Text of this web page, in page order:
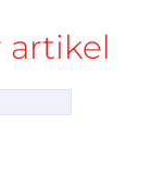
artikel